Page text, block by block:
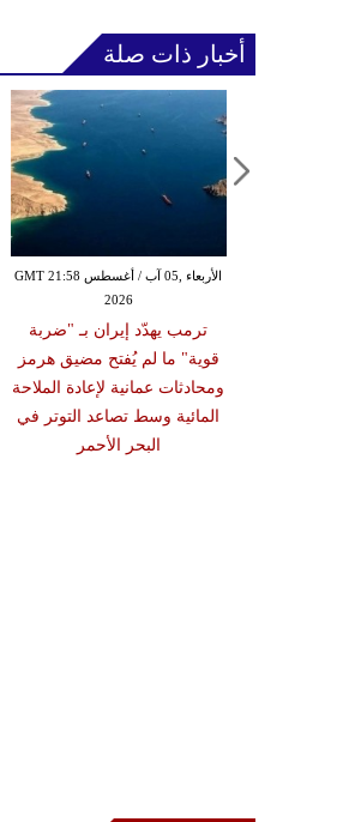
أخبار ذات صلة
الأربعاء ,05 آب / أغسطس GMT 21:58
2026
ترمب يهدّد إيران بـ "ضربة
قوية" ما لم يُفتح مضيق هرمز
ومحادثات عمانية لإعادة الملاحة
المائية وسط تصاعد التوتر في
البحر الأحمر